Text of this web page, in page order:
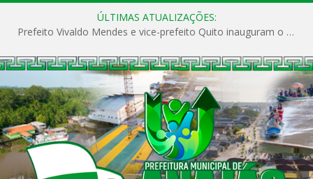
ÚLTIMAS ATUALIZAÇÕES:
Prefeito Vivaldo Mendes e vice-prefeito Quito inauguram o CAPS e fortalecem a saúde pública em Anajás.